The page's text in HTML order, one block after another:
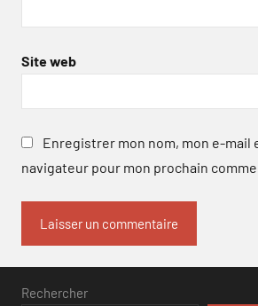
Site web
Enregistrer mon nom, mon e-mail
navigateur pour mon prochain
Rechercher